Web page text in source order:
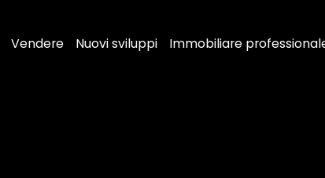
Vendere Nuovi sviluppi Immobiliare